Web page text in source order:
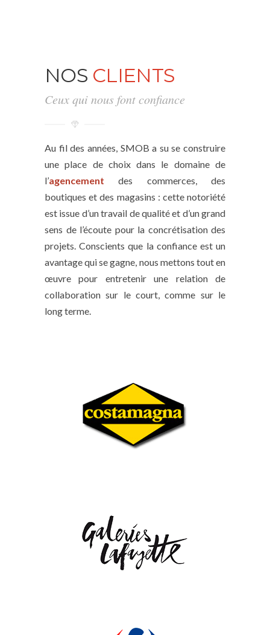
NOS CLIENTS
Ceux qui nous font confiance
Au fil des années, SMOB a su se construire
une place de choix dans le domaine de
l’agencementdes commerces, des
boutiques et des magasins : cette notoriété
est issue d’un travail de qualité et d’un grand
sens de l’écoute pour la concrétisation des
projets. Conscients que la confiance est un
avantage qui se gagne, nous mettons tout en
œuvre pour entretenir une relation de
collaboration sur le court, comme sur le
long terme.